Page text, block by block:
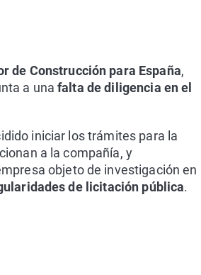
de Construcción para España,
a una falta de diligencia en el
iniciar los trámites para la
a la compañía, y
objeto de investigación en
de licitación pública.